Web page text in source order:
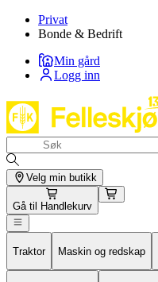
Privat
Bonde & Bedrift
Min gård
Logg inn
Velg min butikk
Gå til Handlekurv
Traktor Maskin og redskap